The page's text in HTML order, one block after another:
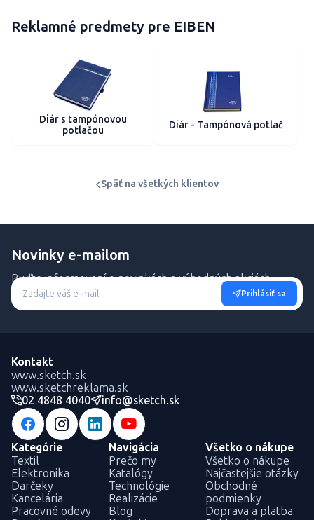
Reklamné predmety pre EIBEN
Diár s tampónovou
potlačou
Diár - Tampónová potlač
Späť na všetkých klientov
Novinky e-mailom
Buďte informovaní o novinkách a výhodných akciách.
Prihlásiť sa
Kontakt
www.sketch.sk
www.sketchreklama.sk
02 4848 4040
info@sketch.sk
Kategórie
Textil
Elektronika
Darčeky
Kancelária
Pracovné odevy
Navigácia
Prečo my
Katalógy
Technológie
Realizácie
Blog
Všetko o nákupe
Všetko o nákupe
Najčastejšie otázky
Obchodné
podmienky
Doprava a platba